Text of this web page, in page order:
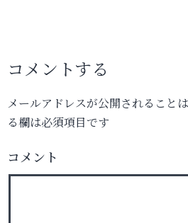
コメントする
メールアドレスが公開されること
る欄は必須項目です
コメント